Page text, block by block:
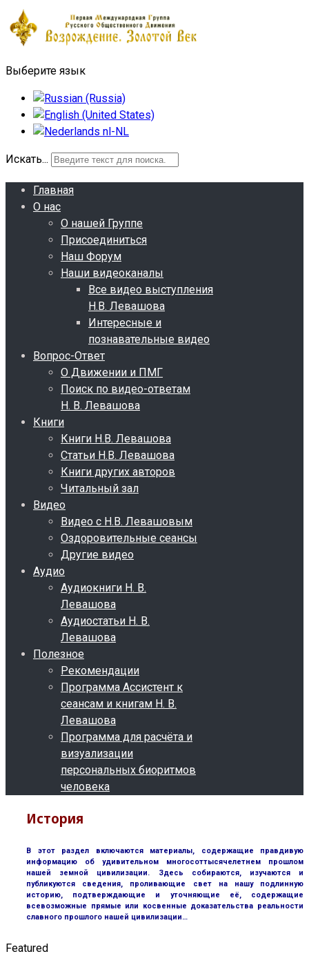
Выберите язык
Искать...
Главная
О нас
О нашей Группе
Присоединиться
Наш Форум
Наши видеоканалы
Все видео выступления
Н.В. Левашова
Интересные и
познавательные видео
Вопрос-Ответ
О Движении и ПМГ
Поиск по видео-ответам
Н. В. Левашова
Книги
Книги Н.В. Левашова
Статьи Н.В. Левашова
Книги других авторов
Читальный зал
Видео
Видео с Н.В. Левашовым
Оздоровительные сеансы
Другие видео
Аудио
Аудиокниги Н. В.
Левашова
Аудиостатьи Н. В.
Левашова
Полезное
Рекомендации
Программа Ассистент к
сеансам и книгам Н. В.
Левашова
Программа для расчёта и
визуализации
персональных биоритмов
человека
История
В этот раздел включаются материалы, содержащие правдивую
информацию об удивительном многосоттысячелетнем прошлом
нашей земной цивилизации. Здесь собираются, изучаются и
публикуются сведения, проливающие свет на нашу подлинную
историю, подтверждающие и уточняющие её, содержащие
всевозможные прямые или косвенные доказательства реальности
славного прошлого нашей цивилизации…
Featured